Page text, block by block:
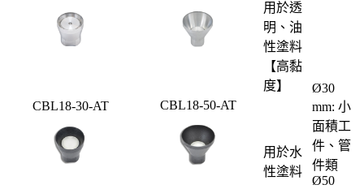
Ø30
mm: 小
面積工
件、管
件類
Ø50
用於透
明、油
性塗料
【高黏
度】
CBL18-30-AT
CBL18-50-AT
用於水
性塗料